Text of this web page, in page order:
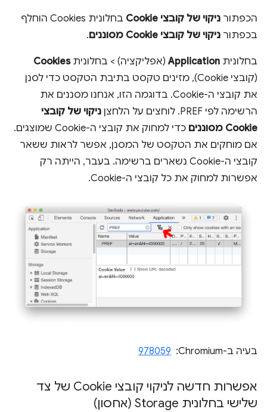
הכפתור ניקוי של קובצי Cookie
בחלונית Cookies הוחלף
בכפתור ניקוי של קובצי Cookie מסוננים .
בחלונית Application(אפליקציה) > בחלוניתCookies
(קובצי Cookie), מזינים טקסט בתיבת הטקסט כדי לסנן
את קובצי ה-Cookie. בדוגמה הזו, אנחנו מסננים את
הרשימה לפי PREF. לוחצים על הלחצן
ניקוי של קובצי
Cookie מסוננים
כדי למחוק את קובצי ה-Cookie שמוצגים.
אם מוחקים את הטקסט של המסנן, אפשר לראות ששאר
קובצי ה-Cookie נשארים ברשימה. בעבר, הייתה רק
אפשרות למחוק את כל קובצי ה-Cookie.
בעיה ב-Chromium: ‏ 978059
אפשרות חדשה לניקוי קובצי Cookie של צד
שלישי בחלונית Storage (אחסון)